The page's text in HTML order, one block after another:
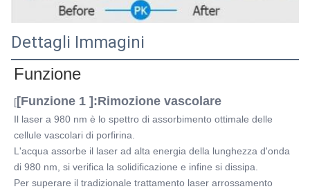
Dettagli Immagini
Funzione
[[Funzione 1 ]:Rimozione vascolare
Il laser a 980 nm è lo spettro di assorbimento ottimale delle
cellule vascolari di porfirina.
L'acqua assorbe il laser ad alta energia della lunghezza d'onda
di 980 nm, si verifica la solidificazione e infine si dissipa.
Per superare il tradizionale trattamento laser arrossamento